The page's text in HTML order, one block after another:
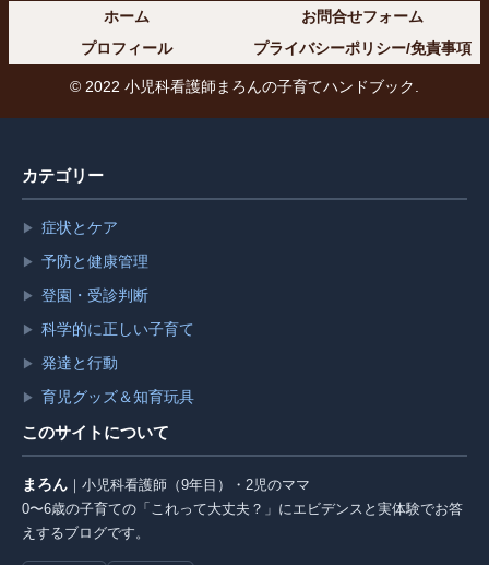
ホーム
お問合せフォーム
プロフィール
プライバシーポリシー/免責事項
© 2022 小児科看護師まろんの子育てハンドブック.
カテゴリー
▶ 症状とケア
▶ 予防と健康管理
▶ 登園・受診判断
▶ 科学的に正しい子育て
▶ 発達と行動
▶ 育児グッズ＆知育玩具
このサイトについて
まろん ｜小児科看護師（9年目）・2児のママ
0〜6歳の子育ての「これって大丈夫？」にエビデンスと実体験でお答
えするブログです。